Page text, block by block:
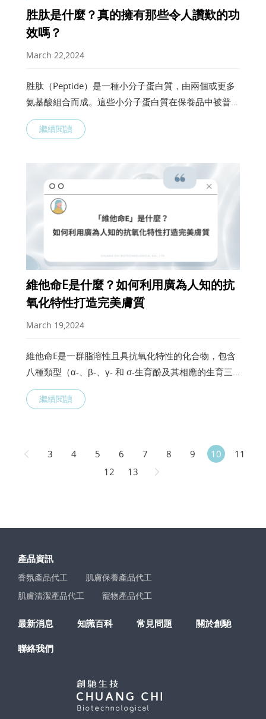
胜肽是什麼？真的擁有那些令人讚歎的功
效嗎？
March 22,2024
胜肽（Peptide）是一種小分子蛋白質，由兩個或更多
氨基酸組合而成。這些小分子蛋白質在保養品中被普遍
應用，多方研究證實它們被認為具有多種對皮膚益處的
潛在作用，例如抗氧化、修護和保濕等，幫助皮膚改善
響，導致支撐
繼續閱讀
維他命E是什麼？如何利用廣為人知的抗
氧化特性打造完美膚質
March 19,2024
維他命E是一群脂溶性且具抗氧化特性的化合物，包含
八種類型（α-、β-、γ- 和 σ-生育酚及其相應的生育三
烯酚），其中α-生育酚是人體組織和血清中最豐富的維
他命E衍生物。作為一種強效的抗氧化劑，透過清除過
繼續閱讀
3 4 5 6 7 8 9 10
11
12
13
產品資訊
香氛產品代工
肌膚保養產品代工
肌膚清潔產品代工
寵物產品代工
最新消息 知識百科 常見問題 關於創馳
聯絡我們